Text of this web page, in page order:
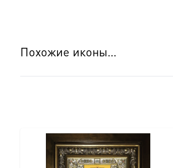
Похожие иконы…